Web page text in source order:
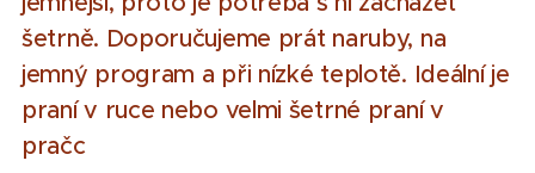
šetrně. Doporučujeme prát naruby, na
jemný program a při nízké teplotě. Ideální je
praní v ruce nebo velmi šetrné praní v
pračc